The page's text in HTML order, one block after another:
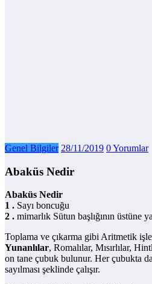
Genel Bilgiler 28/11/2019 0 Yorumlar
Abaküs Nedir
Abaküs Nedir
1 . Sayı boncuğu
2 . mimarlık Sütun başlığının üstüne
Toplama ve çıkarma gibi Aritmetik
Yunanlılar, Romalılar, Mısırlılar,
on tane çubuk bulunur. Her çubukta
sayılması şeklinde çalışır.